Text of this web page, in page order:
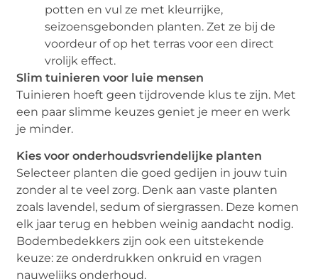
potten en vul ze met kleurrijke,
seizoensgebonden planten. Zet ze bij de
voordeur of op het terras voor een direct
vrolijk effect.
Slim tuinieren voor luie mensen
Tuinieren hoeft geen tijdrovende klus te zijn. Met
een paar slimme keuzes geniet je meer en werk
je minder.
Kies voor onderhoudsvriendelijke planten
Selecteer planten die goed gedijen in jouw tuin
zonder al te veel zorg. Denk aan vaste planten
zoals lavendel, sedum of siergrassen. Deze komen
elk jaar terug en hebben weinig aandacht nodig.
Bodembedekkers zijn ook een uitstekende
keuze: ze onderdrukken onkruid en vragen
nauwelijks onderhoud.